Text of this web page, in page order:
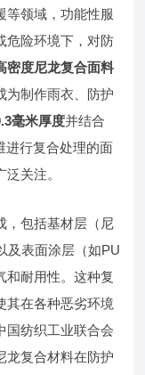
等领域，功能性服
危险环境下，对防
密度尼龙复合面料
为制作雨衣、防护
毫米厚度并结合
进行复合处理的面
关注。
，包括基材层（尼
及表面涂层（如PU
和耐用性。这种复
其在各种恶劣环境
国纺织工业联合会
龙复合材料在防护